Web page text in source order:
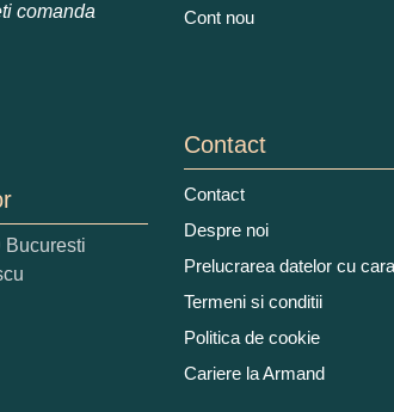
despre acest produs:
acestui produs?
4
comanda
Bucuresti
Cont nou
Contact
Contact
Despre noi
Prelucrarea datelor cu
Termeni si conditii
Politica de cookie
Cariere la Armand